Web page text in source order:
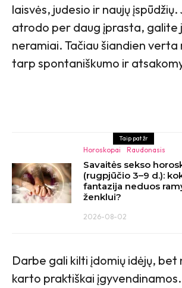
laisvės, judesio ir naujų
atrodo per daug įprasta, galite
neramiai. Tačiau šiandien verta
tarp spontaniškumo ir
Taip pat žr
Horoskopai Raudonasis
Savaitės sekso
(rugpjūčio 3–9 d.):
fantazija neduos
ženklui?
2026-08-02
Darbe gali kilti įdomių idėjų, bet
karto praktiškai